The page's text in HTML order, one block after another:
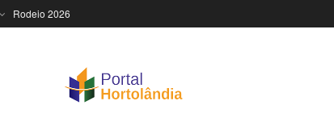
Rodeio 2026